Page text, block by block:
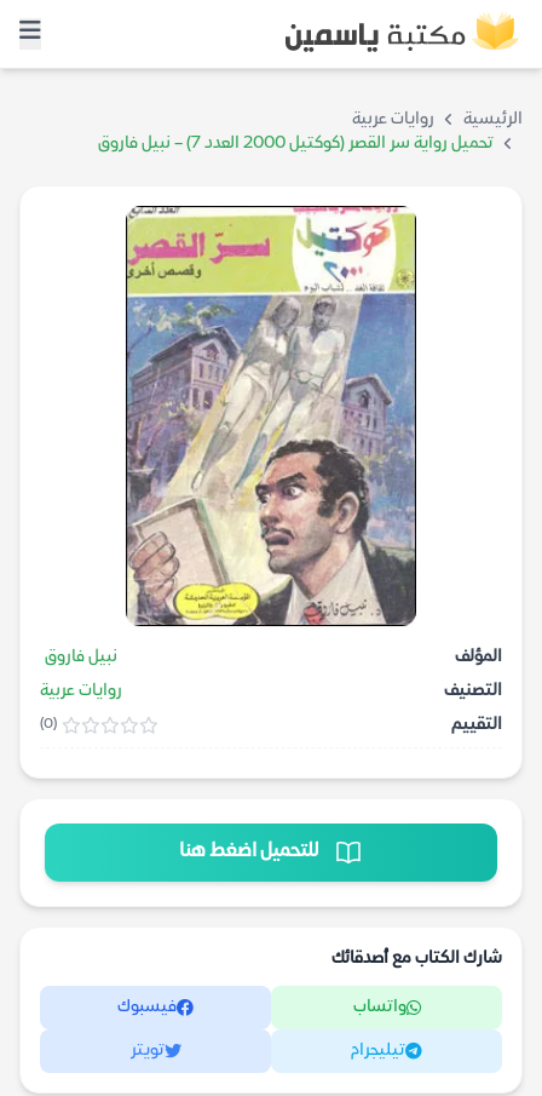
الرئيسية
روايات عربية
تحميل رواية سر القصر (كوكتيل 2000 العدد 7) – نبيل فاروق
المؤلف
نبيل فاروق
التصنيف
روايات عربية
التقييم
(0)
للتحميل اضغط هنا
شارك الكتاب مع أصدقائك
واتساب فيسبوك
تيليجرام تويتر